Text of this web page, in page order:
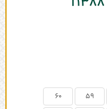
59
60